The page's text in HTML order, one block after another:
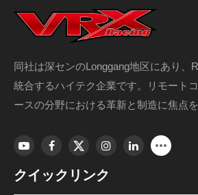
同社は深センのLonggang地区にあり、
統合するハイテク企業です。リモート
ースの分野における革新と制造に焦点
クイックリンク